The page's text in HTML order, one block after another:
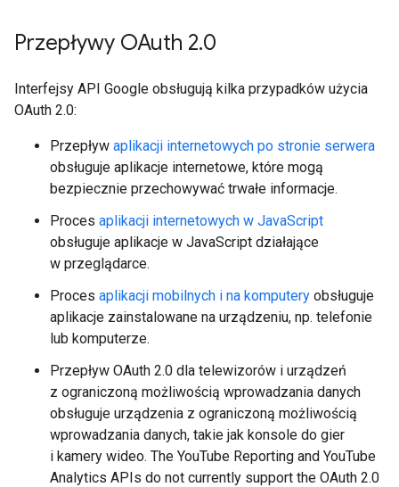
Przepływy OAuth 2.0
Interfejsy API Google obsługują kilka przypadków użycia
OAuth 2.0:
Przepływ aplikacji internetowych po stronie serwera
obsługuje aplikacje internetowe, które mogą
bezpiecznie przechowywać trwałe informacje.
Proces aplikacji internetowych w JavaScript
obsługuje aplikacje w JavaScript działające
w przeglądarce.
Proces aplikacji mobilnych i na komputery obsługuje
aplikacje zainstalowane na urządzeniu, np. telefonie
lub komputerze.
Przepływ OAuth 2.0 dla telewizorów i urządzeń
z ograniczoną możliwością wprowadzania danych
obsługuje urządzenia z ograniczoną możliwością
wprowadzania danych, takie jak konsole do gier
i kamery wideo. The YouTube Reporting and YouTube
Analytics APIs do not currently support the OAuth 2.0